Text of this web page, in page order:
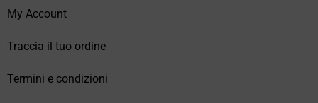
My Account
Traccia il tuo ordine
Termini e condizioni